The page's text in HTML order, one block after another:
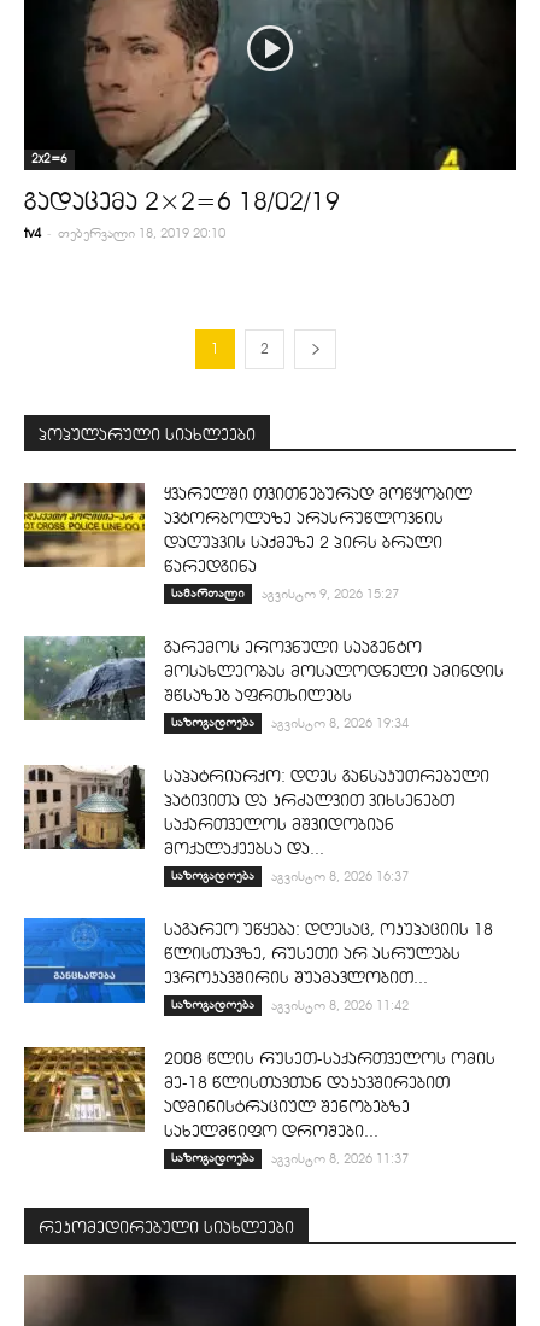
2x2=6
გადაცემა 2×2=6 18/02/19
tv4 - თებერვალი 18, 2019 20:10
1 2
პოპულარული სიახლეები
ყვარელში თვითნებურად მოწყობილ
ავტორბოლაზე არასრუწლოვნის
დაღუპვის საქმეზე 2 პირს ბრალი
წარედგინა
სამართალი აგვისტო 9, 2026 15:27
გარემოს ეროვნული სააგენტო
მოსახლეობას მოსალოდნელი ამინდის
შწსაზებ აფრთხილებს
საზოგადოება აგვისტო 8, 2026 19:34
საპატრიარქო: დღეს განსაკუთრებული
პატივითა და კრძალვით ვიხსენებთ
საქართველოს მშვიდობიან
მოქალაქეებსა და...
საზოგადოება აგვისტო 8, 2026 16:37
საგარეო უწყება: დღესაც, ოკუპაციის 18
წლისთავზე, რუსეთი არ ასრულებს
ევროკავშირის შუამავლობით...
საზოგადოება აგვისტო 8, 2026 11:42
2008 წლის რუსეთ-საქართველოს ომის
მე-18 წლისთავთან დაკავშირებით
ადმინისტრაციულ შენობებზე
სახელმწიფო დროშები...
საზოგადოება აგვისტო 8, 2026 11:37
რეკომედირებული სიახლეები